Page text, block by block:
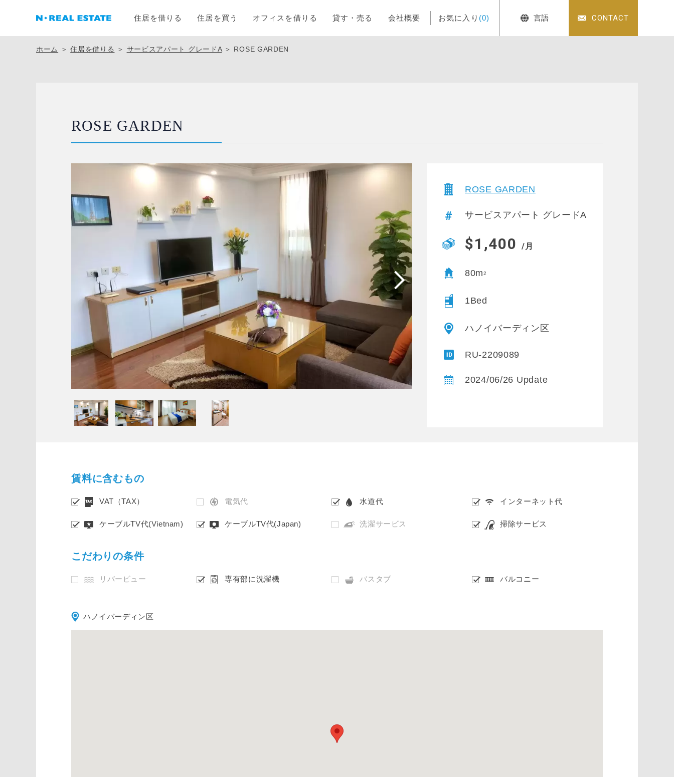
住居を借りる 住居を買う オフィスを借りる 貸す・売る 会社概要 お気に入り (0) 言語 CONTACT
ホーム ＞住居を借りる ＞ サービスアパート グレードA＞ ROSE GARDEN
ROSE GARDEN
ROSE GARDEN
サービスアパート グレードA
$1,400 /月
80m2
1Bed
ハノイバーディン区
RU-2209089
2024/06/26 Update
賃料に含むもの
VAT（TAX） 電気代 水道代 インターネット代
ケーブルTV代(Vietnam) ケーブルTV代(Japan) 洗濯サービス 掃除サービス
こだわりの条件
リバービュー 専有部に洗濯機 バスタブ バルコニー
ハノイバーディン区